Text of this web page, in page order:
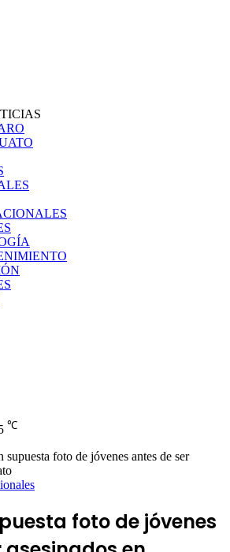
℃
supuesta foto de jóvenes antes de ser
foto de jóvenes